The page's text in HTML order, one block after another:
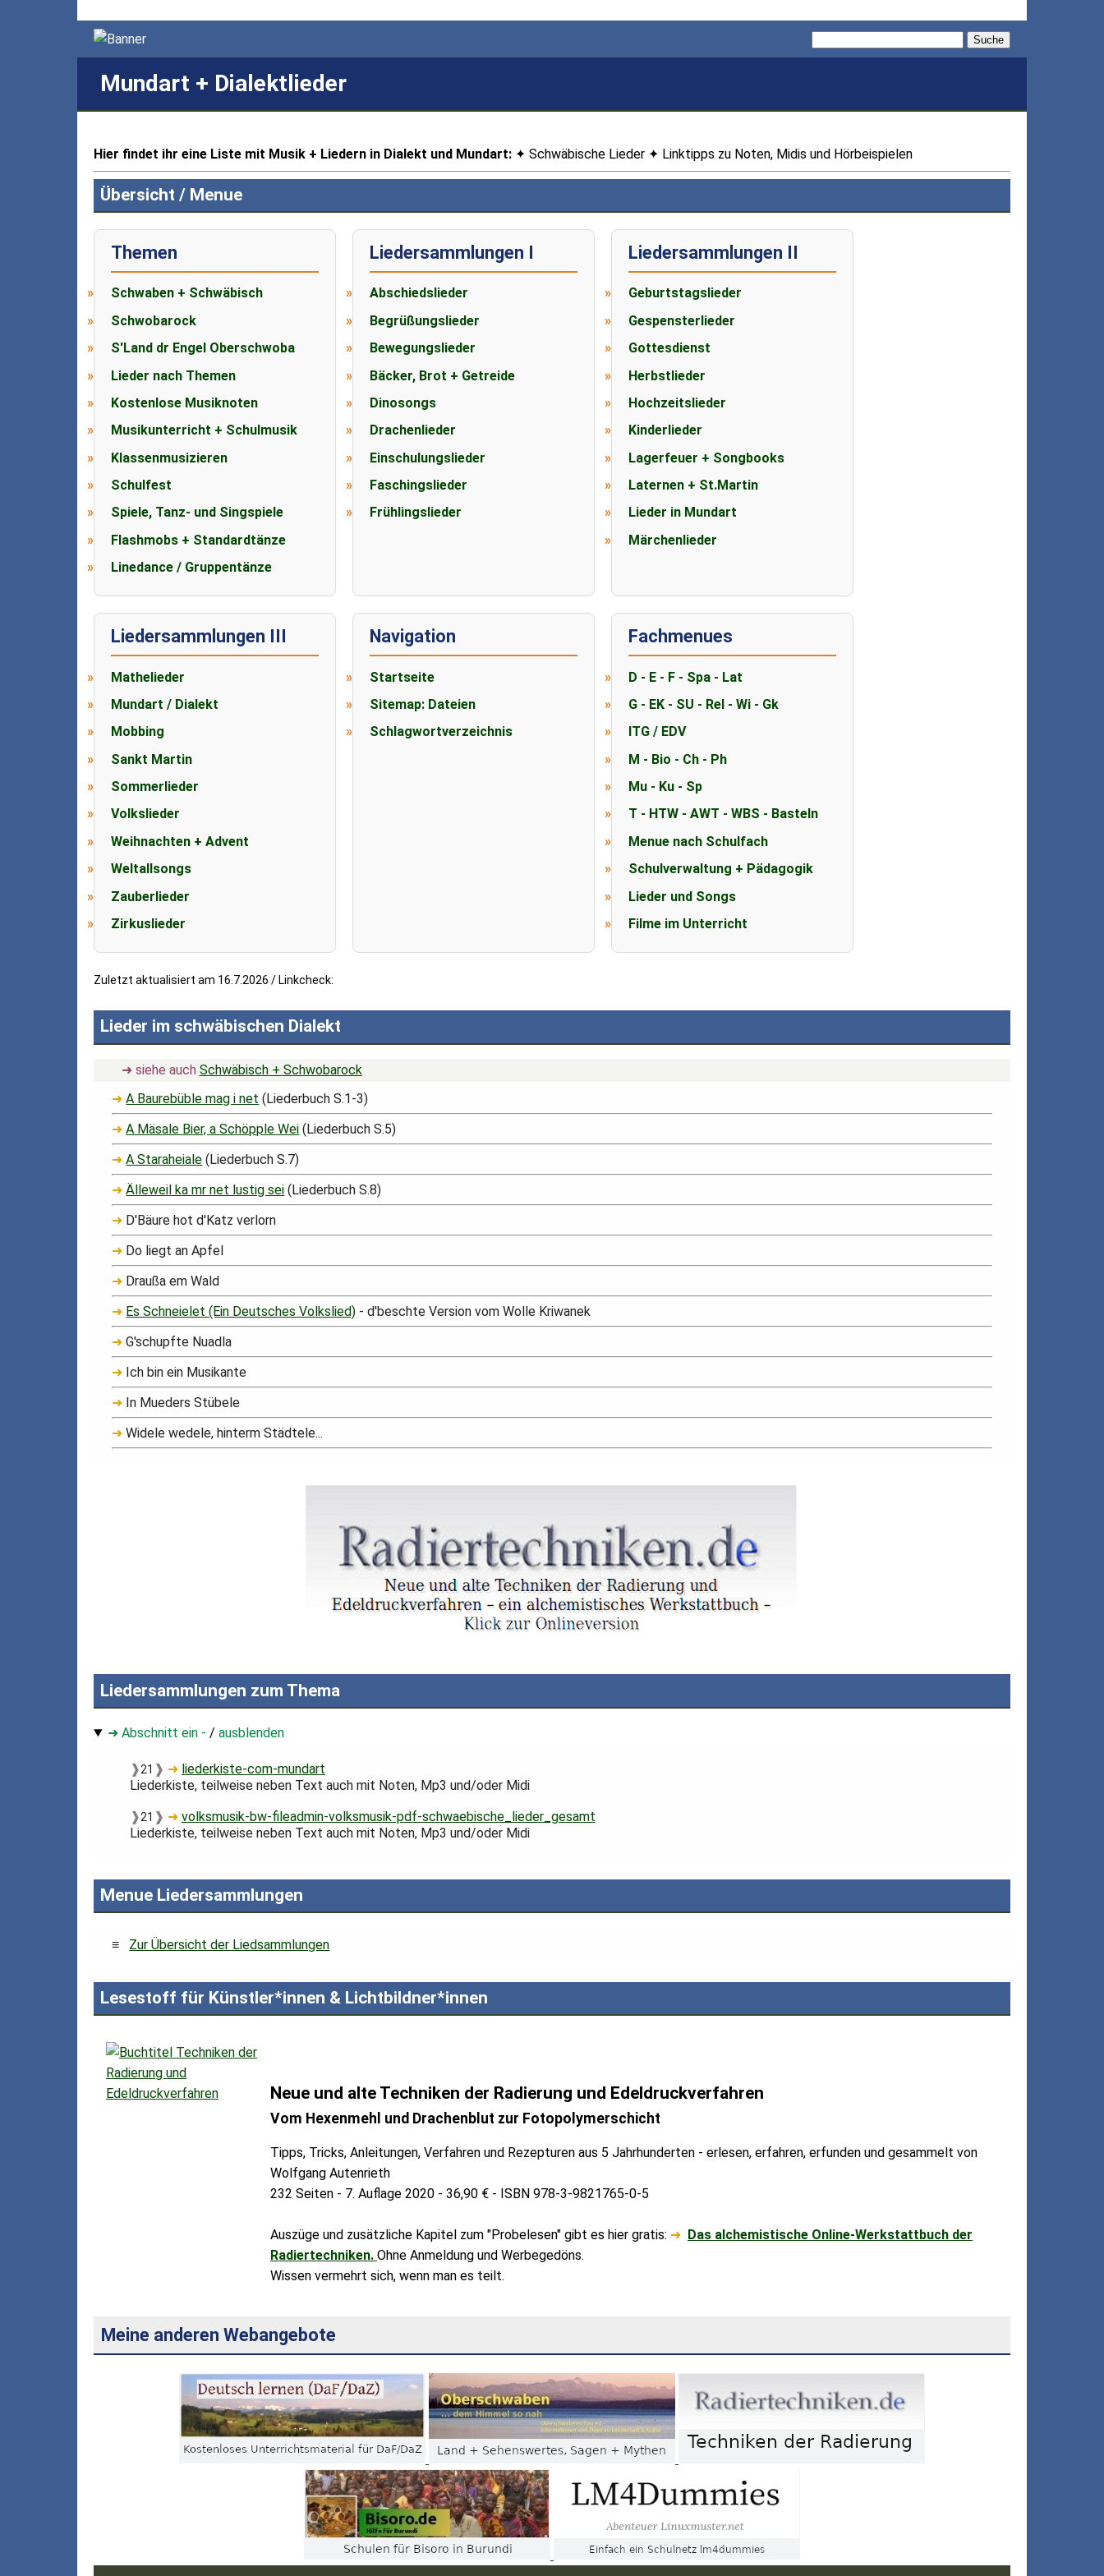
Suche
Mundart + Dialektlieder
Hier findet ihr eine Liste mit Musik + Liedern in Dialekt und Mundart: ✦ Schwäbische Lieder ✦ Linktipps zu Noten, Midis und Hörbeispielen
Übersicht / Menue
Themen
Schwaben + Schwäbisch
Schwobarock
S'Land dr Engel Oberschwoba
Lieder nach Themen
Kostenlose Musiknoten
Musikunterricht + Schulmusik
Klassenmusizieren
Schulfest
Spiele, Tanz- und Singspiele
Flashmobs + Standardtänze
Linedance / Gruppentänze
Liedersammlungen I
Abschiedslieder
Begrüßungslieder
Bewegungslieder
Bäcker, Brot + Getreide
Dinosongs
Drachenlieder
Einschulungslieder
Faschingslieder
Frühlingslieder
Liedersammlungen II
Geburtstagslieder
Gespensterlieder
Gottesdienst
Herbstlieder
Hochzeitslieder
Kinderlieder
Lagerfeuer + Songbooks
Laternen + St.Martin
Lieder in Mundart
Märchenlieder
Liedersammlungen III
Mathelieder
Mundart / Dialekt
Mobbing
Sankt Martin
Sommerlieder
Volkslieder
Weihnachten + Advent
Weltallsongs
Zauberlieder
Zirkuslieder
Navigation
Startseite
Sitemap: Dateien
Schlagwortverzeichnis
Fachmenues
D - E - F - Spa - Lat
G - EK - SU - Rel - Wi - Gk
ITG / EDV
M - Bio - Ch - Ph
Mu - Ku - Sp
T - HTW - AWT - WBS - Basteln
Menue nach Schulfach
Schulverwaltung + Pädagogik
Lieder und Songs
Filme im Unterricht
Zuletzt aktualisiert am 16.7.2026 / Linkcheck:
Lieder im schwäbischen Dialekt
➜ siehe auch Schwäbisch + Schwobarock
➜A Baurebüble mag i net (Liederbuch S.1-3)
➜A Mäsale Bier, a Schöpple Wei (Liederbuch S.5)
➜A Staraheiale (Liederbuch S.7)
➜Älleweil ka mr net lustig sei (Liederbuch S.8)
➜ D'Bäure hot d'Katz verlorn
➜ Do liegt an Apfel
➜ Draußa em Wald
➜ Es Schneielet (Ein Deutsches Volkslied) - d'beschte Version vom Wolle Kriwanek
➜G'schupfte Nuadla
➜ Ich bin ein Musikante
➜ In Mueders Stübele
➜Widele wedele, hinterm Städtele...
Liedersammlungen zum Thema
➜ Abschnitt ein - /ausblenden
❱21 ❱ ➜ liederkiste-com-mundart
Liederkiste, teilweise neben Text auch mit Noten, Mp3 und/oder Midi
❱21 ❱ ➜ volksmusik-bw-fileadmin-volksmusik-pdf-schwaebische_lieder_gesamt
Liederkiste, teilweise neben Text auch mit Noten, Mp3 und/oder Midi
Menue Liedersammlungen
≡ Zur Übersicht der Liedsammlungen
Lesestoff für Künstler*innen & Lichtbildner*innen
Neue und alte Techniken der Radierung und Edeldruckverfahren
Vom Hexenmehl und Drachenblut zur Fotopolymerschicht
Tipps, Tricks, Anleitungen, Verfahren und Rezepturen aus 5 Jahrhunderten - erlesen, erfahren, erfunden und gesammelt von
Wolfgang Autenrieth
232 Seiten - 7. Auflage 2020 - 36,90 € - ISBN 978-3-9821765-0-5
Auszüge und zusätzliche Kapitel zum "Probelesen" gibt es hier gratis: ➜ Das alchemistische Online-Werkstattbuch der
Radiertechniken. Ohne Anmeldung und Werbegedöns.
Wissen vermehrt sich, wenn man es teilt.
Meine anderen Webangebote